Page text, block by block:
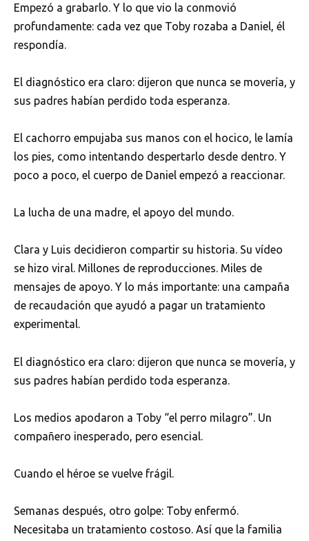
Empezó a grabarlo. Y lo que vio la conmovió
profundamente: cada vez que Toby rozaba a Daniel, él
respondía.
El diagnóstico era claro: dijeron que nunca se movería, y
sus padres habían perdido toda esperanza.
El cachorro empujaba sus manos con el hocico, le lamía
los pies, como intentando despertarlo desde dentro. Y
poco a poco, el cuerpo de Daniel empezó a reaccionar.
La lucha de una madre, el apoyo del mundo.
Clara y Luis decidieron compartir su historia. Su vídeo
se hizo viral. Millones de reproducciones. Miles de
mensajes de apoyo. Y lo más importante: una campaña
de recaudación que ayudó a pagar un tratamiento
experimental.
El diagnóstico era claro: dijeron que nunca se movería, y
sus padres habían perdido toda esperanza.
Los medios apodaron a Toby “el perro milagro”. Un
compañero inesperado, pero esencial.
Cuando el héroe se vuelve frágil.
Semanas después, otro golpe: Toby enfermó.
Necesitaba un tratamiento costoso. Así que la familia